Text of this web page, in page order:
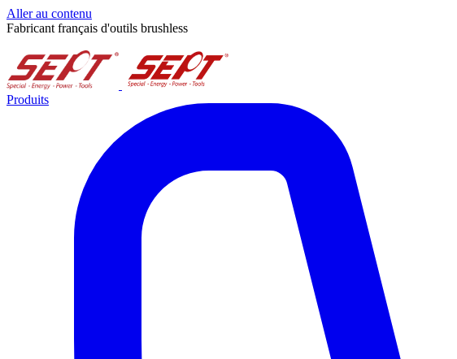
Aller au contenu
Fabricant français d'outils brushless
Produits